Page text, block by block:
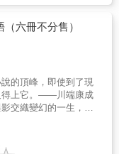
發表的作品中，最為
波子、女兒品子及門
術的執著追求，新舊
，揭示了戰後日本女
譯名家劉子倩忠實呈
端魔性文學的原點★
專文解析
以窺見的黑暗被譽為
神」的芥川龍之介，
崇高的地位。芥川作
人物性格及玄妙的心
困境的不安、內在精
學藝術的魔化與極致
極具代表性的作品之
劇，真實表現出他
態度。本書特色精選
（六冊不分售）
的頂峰，即使到了現
得上它。――川端康成
交織變幻的一生，紫
運的絮語。《源氏物
物源氏的一生。這位